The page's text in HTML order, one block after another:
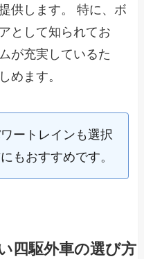
供します。 特に、ボ
として知られてお
が充実しているた
めます。
ートレインも選択
もおすすめです。
四駆外車の選び方